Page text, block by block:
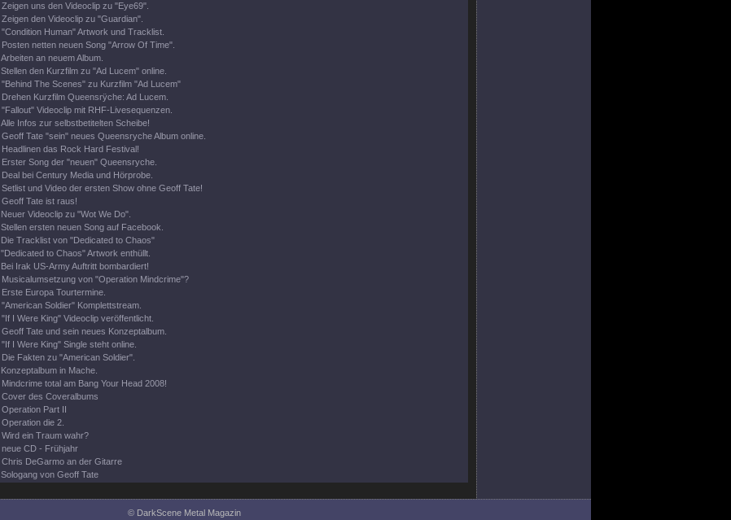
Zeigen uns den Videoclip zu "Eye69".
Zeigen den Videoclip zu "Guardian".
"Condition Human" Artwork und Tracklist.
Posten netten neuen Song "Arrow Of Time".
Arbeiten an neuem Album.
Stellen den Kurzfilm zu "Ad Lucem" online.
"Behind The Scenes" zu Kurzfilm "Ad Lucem"
Drehen Kurzfilm Queensrÿche: Ad Lucem.
"Fallout" Videoclip mit RHF-Livesequenzen.
Alle Infos zur selbstbetitelten Scheibe!
Geoff Tate "sein" neues Queensryche Album online.
Headlinen das Rock Hard Festival!
Erster Song der "neuen" Queensryche.
Deal bei Century Media und Hörprobe.
Setlist und Video der ersten Show ohne Geoff Tate!
Geoff Tate ist raus!
Neuer Videoclip zu "Wot We Do".
Stellen ersten neuen Song auf Facebook.
Die Tracklist von "Dedicated to Chaos"
"Dedicated to Chaos" Artwork enthüllt.
Bei Irak US-Army Auftritt bombardiert!
Musicalumsetzung von "Operation Mindcrime"?
Erste Europa Tourtermine.
"American Soldier" Komplettstream.
"If I Were King" Videoclip veröffentlicht.
Geoff Tate und sein neues Konzeptalbum.
"If I Were King" Single steht online.
Die Fakten zu "American Soldier".
Konzeptalbum in Mache.
Mindcrime total am Bang Your Head 2008!
Cover des Coveralbums
Operation Part II
Operation die 2.
Wird ein Traum wahr?
neue CD - Frühjahr
Chris DeGarmo an der Gitarre
Sologang von Geoff Tate
© DarkScene Metal Magazin